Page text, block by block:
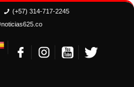
(+57) 314-717-2245